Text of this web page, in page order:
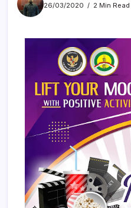
26/03/2020
2 Min Read